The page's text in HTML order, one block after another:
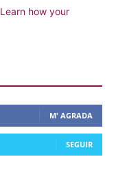
Learn how your
M' AGRADA
SEGUIR